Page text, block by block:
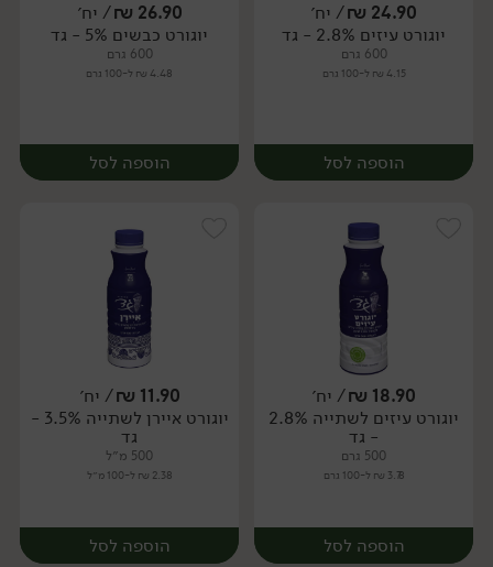
יח׳ יח׳
24.90
₪/ יח׳
יוגורט עיזים 2.8% - גד
600 גרם
4.15 ₪ ל-100 גרם
הוספה לסל
יח׳
26.90
₪/ יח׳
יוגורט כבשים 5% - גד
600 גרם
4.48 ₪ ל-100 גרם
הוספה לסל
יח׳
18.90
₪/ יח׳
יוגורט עיזים לשתייה 2.8%
- גד
500 גרם
3.78 ₪ ל-100 גרם
הוספה לסל
11.90
₪/ יח׳
יוגורט איירן לשתייה 3.5% -
גד
500 מ״ל
2.38 ₪ ל-100 מ״ל
הוספה לסל